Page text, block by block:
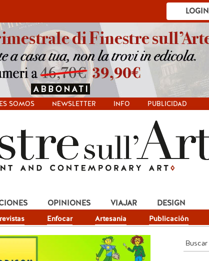
LOGIN
SOMOS NEWSLETTER INFO PUBLICIDAD
Enfocar Artesania Publicación
OPINIONES VIAJAR DESIGN